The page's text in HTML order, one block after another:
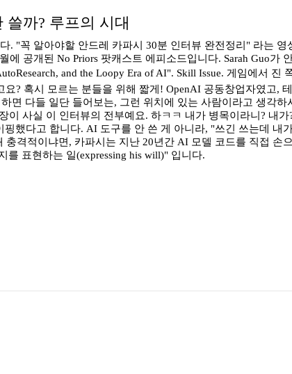
쓸까? 루프의 시대
. "꼭 알아야할 안드레 카파시 30분 인터뷰 완전정리" 라는
공개된 No Priors 팟캐스트 에피소드입니다. Sarah Guo
and the Loopy Era of AI". Skill Issue. 게임에서
? 혹시 모르는 분들을 위해 짧게! OpenAI 공동창업자였고,
면 다들 일단 들어보는, 그런 위치에 있는 사람이라고 생각
이 사실 이 인터뷰의 전부예요. 하ㅋㅋ 내가 병목이라니? 내
했다고 합니다. AI 도구를 안 쓴 게 아니라, "쓰긴 쓰는데
격적이냐면, 카파시는 지난 20년간 AI 모델 코드를 직접 손
를 표현하는 일(expressing his will)" 입니다.